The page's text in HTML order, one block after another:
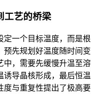
工艺的桥梁
一个目标温度，而是根
先规划好温度随时间变
中，需要先缓慢升温至溶
导晶核形成，最后恒温
度与重复性提出了极高要